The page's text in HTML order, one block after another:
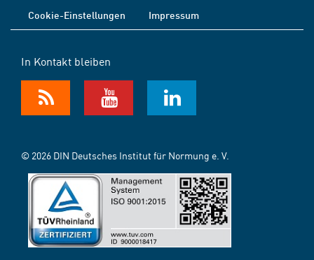
Cookie-Einstellungen
Impressum
In Kontakt bleiben
© 2026 DIN Deutsches Institut für Normung e. V.